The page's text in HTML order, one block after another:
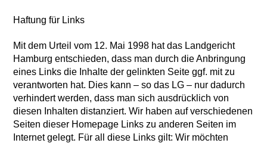
Haftung für Links
Mit dem Urteil vom 12. Mai 1998 hat das Landgericht
Hamburg entschieden, dass man durch die Anbringung
eines Links die Inhalte der gelinkten Seite ggf. mit zu
verantworten hat. Dies kann – so das LG – nur dadurch
verhindert werden, dass man sich ausdrücklich von
diesen Inhalten distanziert. Wir haben auf verschiedenen
Seiten dieser Homepage Links zu anderen Seiten im
Internet gelegt. Für all diese Links gilt: Wir möchten